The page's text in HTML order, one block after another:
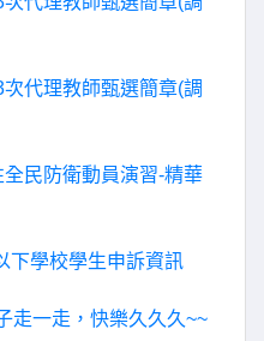
代理教師甄選簡章(調
民防衛動員演習-精華
下學校學生申訴資訊
走一走，快樂久久久~~